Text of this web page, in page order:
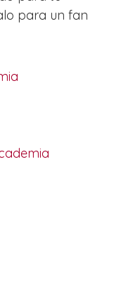
para un fan